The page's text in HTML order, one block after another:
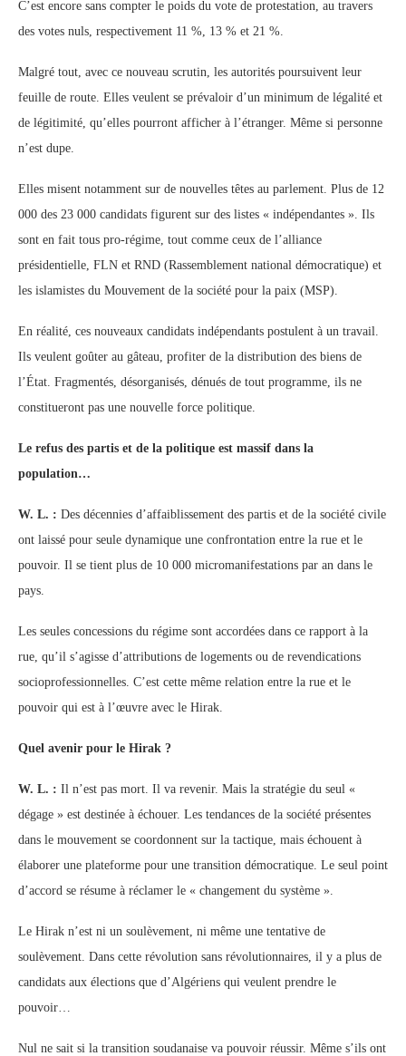
C’est encore sans compter le poids du vote de protestation, au travers
des votes nuls, respectivement 11 %, 13 % et 21 %.
Malgré tout, avec ce nouveau scrutin, les autorités poursuivent leur
feuille de route. Elles veulent se prévaloir d’un minimum de légalité et
de légitimité, qu’elles pourront afficher à l’étranger. Même si personne
n’est dupe.
Elles misent notamment sur de nouvelles têtes au parlement. Plus de 12
000 des 23 000 candidats figurent sur des listes « indépendantes ». Ils
sont en fait tous pro-régime, tout comme ceux de l’alliance
présidentielle, FLN et RND (Rassemblement national démocratique) et
les islamistes du Mouvement de la société pour la paix (MSP).
En réalité, ces nouveaux candidats indépendants postulent à un travail.
Ils veulent goûter au gâteau, profiter de la distribution des biens de
l’État. Fragmentés, désorganisés, dénués de tout programme, ils ne
constitueront pas une nouvelle force politique.
Le refus des partis et de la politique est massif dans la
population…
W. L. : Des décennies d’affaiblissement des partis et de la société civile
ont laissé pour seule dynamique une confrontation entre la rue et le
pouvoir. Il se tient plus de 10 000 micromanifestations par an dans le
pays.
Les seules concessions du régime sont accordées dans ce rapport à la
rue, qu’il s’agisse d’attributions de logements ou de revendications
socioprofessionnelles. C’est cette même relation entre la rue et le
pouvoir qui est à l’œuvre avec le Hirak.
Quel avenir pour le Hirak ?
W. L. : Il n’est pas mort. Il va revenir. Mais la stratégie du seul «
dégage » est destinée à échouer. Les tendances de la société présentes
dans le mouvement se coordonnent sur la tactique, mais échouent à
élaborer une plateforme pour une transition démocratique. Le seul point
d’accord se résume à réclamer le « changement du système ».
Le Hirak n’est ni un soulèvement, ni même une tentative de
soulèvement. Dans cette révolution sans révolutionnaires, il y a plus de
candidats aux élections que d’Algériens qui veulent prendre le
pouvoir…
Nul ne sait si la transition soudanaise va pouvoir réussir. Même s’ils ont